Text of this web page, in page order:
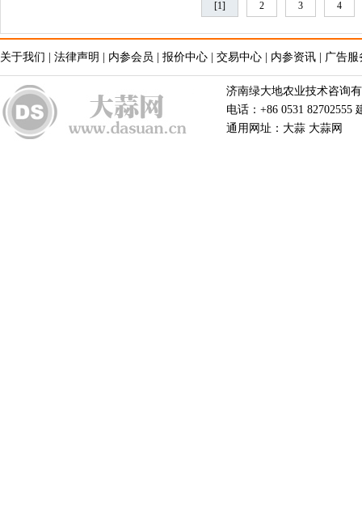
[1] 2 3 4
关于我们 法律声明 内参会员 报价中心 交易中心 内参资讯 广告服
济南绿大地农业技术咨询
电话：+86 0531 82702555
通用网址：大蒜 大蒜网